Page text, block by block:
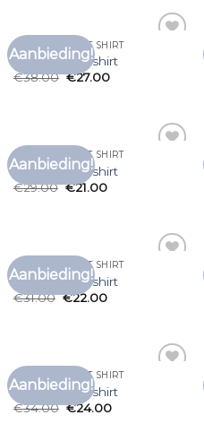
Aanbieding!
GALATASARAY T SHIRT
galatasaray t shirt
€38.00 €27.00
Aanbieding!
GALATASARAY T SHIRT
galatasaray t shirt
€29.00 €21.00
Aanbieding!
GALATASARAY T SHIRT
galatasaray t shirt
€31.00 €22.00
Aanbieding!
GALATASARAY T SHIRT
galatasaray t shirt
€34.00 €24.00